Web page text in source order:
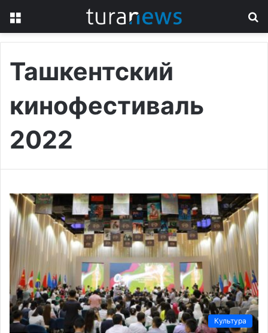
Ташкентский
кинофестиваль
2022
Культура